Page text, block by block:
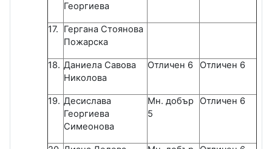
Георгиева
17.
Гергана Стоянова
Пожарска
18. Даниела Савова
Николова
Отличен 6 Отличен 6
19. Десислава
Георгиева
Симеонова
Мн. добър
5
Отличен 6